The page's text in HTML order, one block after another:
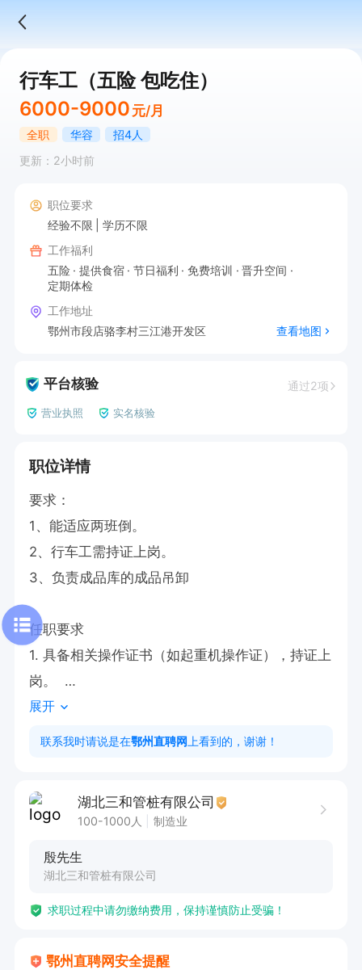
行车工（五险 包吃住）
6000-9000 元/月
全职 华容
招4人
更新：2小时前
职位要求
经验不限
学历不限
工作福利
五险
提供食宿 节日福利 免费培训
晋升空间
定期体检
工作地址
鄂州市段店骆李村三江港开发区
查看地图
平台核验 通过2项
营业执照 实名核验
职位详情
要求：
1、能适应两班倒。
2、行车工需持证上岗。
3、负责成品库的成品吊卸
任职要求
1. 具备相关操作证书（如起重机操作证），持证上
岗。
2. 有相关工作经验者优先，能适应两班倒工作
制。
话或在线聊，即可与企业联系！
展开
联系我时请说是在鄂州直聘网 上看到的，谢谢！
湖北三和管桩有限公司
100-1000人 制造业
殷先生
湖北三和管桩有限公司
求职过程中请勿缴纳费用，保持谨慎防止受骗！
鄂州直聘网安全提醒